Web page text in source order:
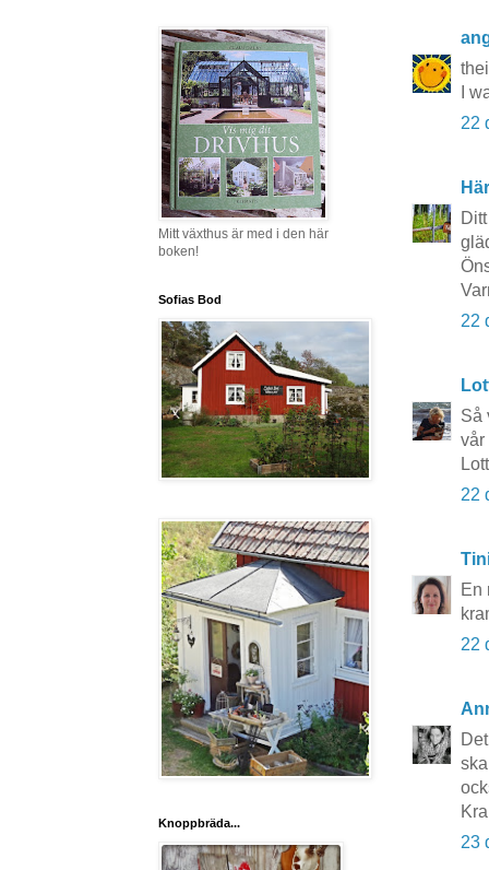
I
22
22
Så
vår
22
En
22
23
Mitt växthus är med i den här
boken!
Sofias Bod
Knoppbräda...